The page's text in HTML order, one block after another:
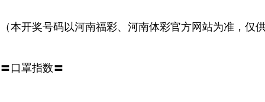
（本开奖号码以河南福彩、河南体彩官方网站为准，仅
〓口罩指数〓